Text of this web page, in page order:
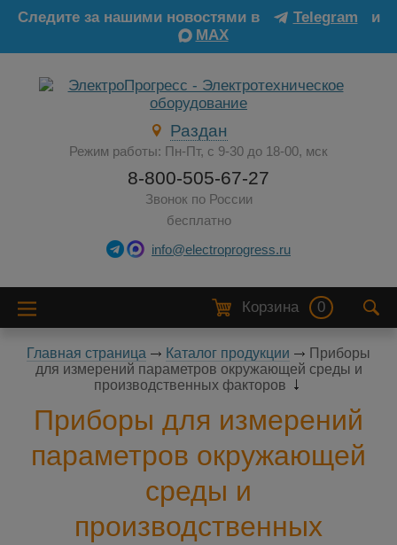
Следите за нашими новостями в Telegram
и
MAX
Раздан
Режим работы: Пн-Пт, с 9-30 до 18-00, мск
8-800-505-67-27
Звонок по России
бесплатно
info@electroprogress.ru
Корзина 0
Главная страница Каталог продукции
Приборы
для измерений параметров окружающей среды и
производственных факторов
Приборы для измерений
параметров окружающей
среды и
производственных